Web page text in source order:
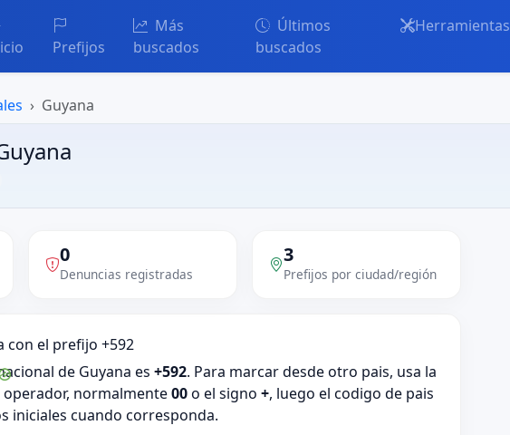
Prefijos
Más
buscados
Últimos
buscados
Herramientas
Guyana
0
Denuncias registradas
3
Prefijos por ciudad/región
con el prefijo +592
de Guyana es +592. Para marcar desde otro pais, usa la
normalmente00o el signo +, luego el codigo de pais
iniciales cuando corresponda.